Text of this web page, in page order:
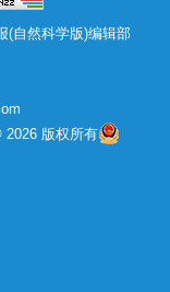
(自然科学版)编辑部
2026 版权所有